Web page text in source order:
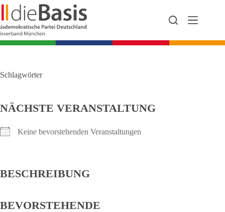
Zum
Inhalt
springen
Schlagwörter
NÄCHSTE VERANSTALTUNG
Keine bevorstehenden Veranstaltungen
BESCHREIBUNG
BEVORSTEHENDE